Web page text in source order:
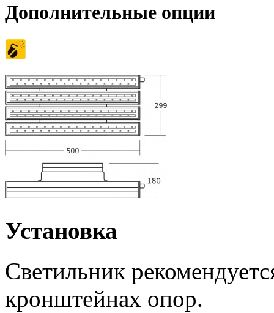
Дополнительные опции
Установка
Светильник
кронштейнах опор.